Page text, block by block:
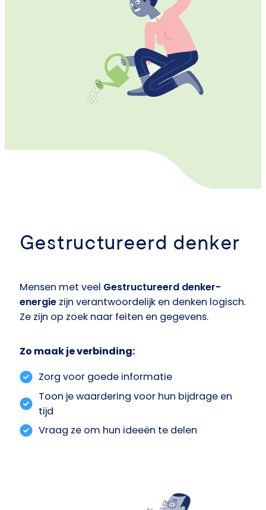
Gestructureerd denker
Mensen met veel Gestructureerd denker-
energie zijn verantwoordelijk en denken logisch.
Ze zijn op zoek naar feiten en gegevens.
Zo maak je verbinding:
Zorg voor goede informatie
Toon je waardering voor hun bijdrage en
tijd
Vraag ze om hun ideeën te delen